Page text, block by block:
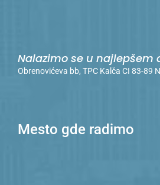
Nalazimo se u najlepšem
Obrenovićeva bb, TPC Kalča CI 83-89
Mesto gde radimo